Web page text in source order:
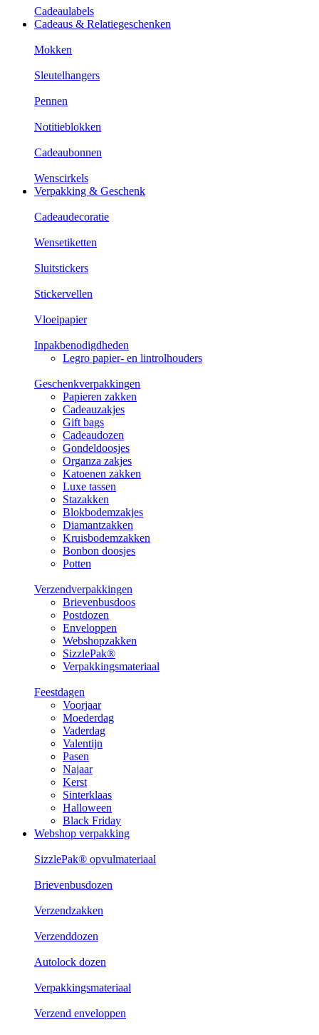
Cadeaulabels
Cadeaus & Relatiegeschenken
Mokken
Sleutelhangers
Pennen
Notitieblokken
Cadeaubonnen
Wenscirkels
Verpakking & Geschenk
Cadeaudecoratie
Wensetiketten
Sluitstickers
Stickervellen
Vloeipapier
Inpakbenodigdheden
Legro papier- en lintrolhouders
Geschenkverpakkingen
Papieren zakken
Cadeauzakjes
Gift bags
Cadeaudozen
Gondeldoosjes
Organza zakjes
Katoenen zakken
Luxe tassen
Stazakken
Blokbodemzakjes
Diamantzakken
Kruisbodemzakken
Bonbon doosjes
Potten
Verzendverpakkingen
Brievenbusdoos
Postdozen
Enveloppen
Webshopzakken
SizzlePak®
Verpakkingsmateriaal
Feestdagen
Voorjaar
Moederdag
Vaderdag
Valentijn
Pasen
Najaar
Kerst
Sinterklaas
Halloween
Black Friday
Webshop verpakking
SizzlePak® opvulmateriaal
Brievenbusdozen
Verzendzakken
Verzenddozen
Autolock dozen
Verpakkingsmateriaal
Verzend enveloppen